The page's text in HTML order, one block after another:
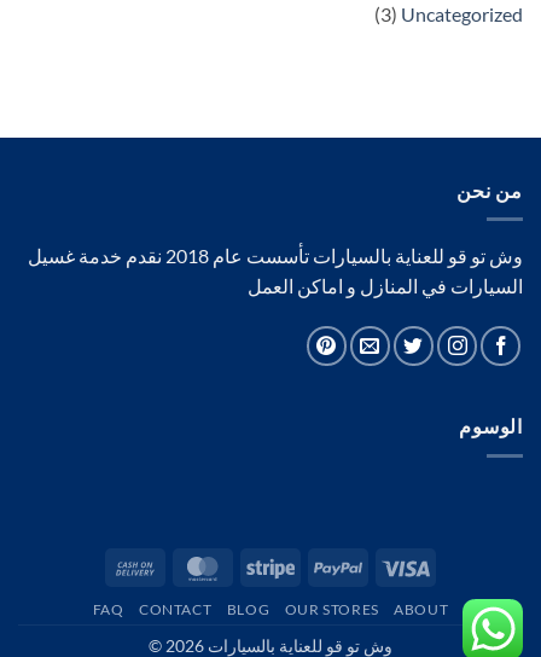
Uncategorized
(3)
من نحن
وش تو قو للعناية بالسيارات تأسست عام 2018 نقدم خدمة غسيل
السيارات في المنازل و اماكن العمل
الوسوم
Visa
PayPal
Stripe
MasterCard
Delivery
ABOUT
OUR STORES
BLOG
CONTACT
FAQ
وش تو قو للعناية بالسيارات 2026 ©